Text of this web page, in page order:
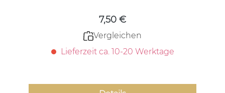
7,50 €
Vergleichen
Lieferzeit ca. 10-20 Werktage